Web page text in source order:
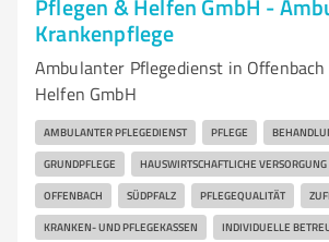
Pflegen & Helfen GmbH -
Krankenpflege
Ambulanter Pflegedienst in
Helfen GmbH
AMBULANTER PFLEGEDIENST PFLEGE
GRUNDPFLEGE HAUSWIRTSCHAFTLICHE VERSORGUNG
OFFENBACH SÜDPFALZ PFLEGEQUALITÄT
KRANKEN- UND PFLEGEKASSEN INDIVIDUELLE